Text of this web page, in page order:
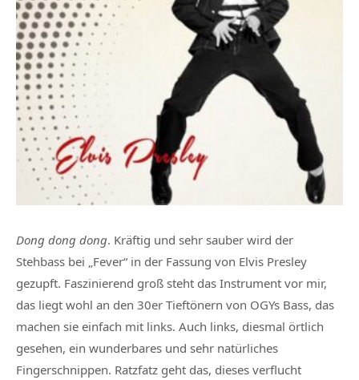
Dong dong dong. Kräftig und sehr sauber wird der
Stehbass bei „Fever“ in der Fassung von Elvis Presley
gezupft. Faszinierend groß steht das Instrument vor mir,
das liegt wohl an den 30er Tieftönern von OGYs Bass, das
machen sie einfach mit links. Auch links, diesmal örtlich
gesehen, ein wunderbares und sehr natürliches
Fingerschnippen. Ratzfatz geht das, dieses verflucht